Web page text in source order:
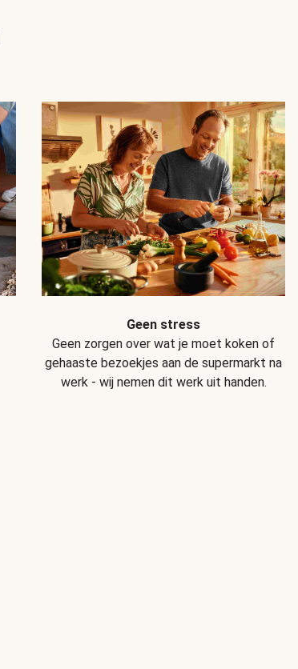
Geen stress
Geen zorgen over wat je moet koken of
gehaaste bezoekjes aan de supermarkt na
werk - wij nemen dit werk uit handen.